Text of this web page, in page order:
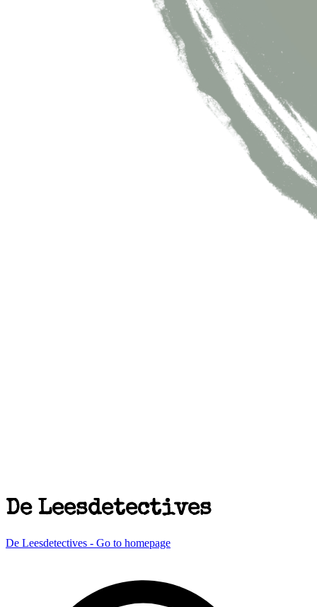
De Leesdetectives
De Leesdetectives - Go to homepage